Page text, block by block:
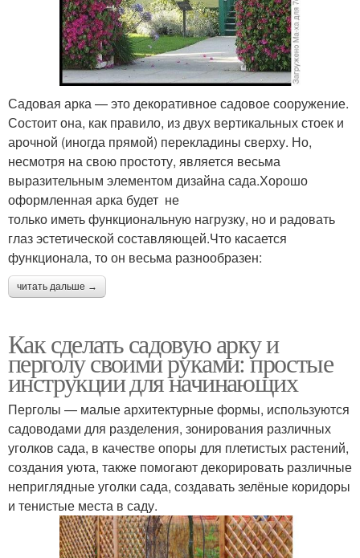
Садовая арка — это декоративное садовое сооружение.
Состоит она, как правило, из двух вертикальных стоек и
арочной (иногда прямой) перекладины сверху. Но,
несмотря на свою простоту, является весьма
выразительным элементом дизайна сада.Хорошо
оформленная арка будет не
только иметь функциональную нагрузку, но и радовать
глаз эстетической составляющей.Что касается
функционала, то он весьма разнообразен:
читать дальше →
Как сделать садовую арку и
перголу своими руками: простые
инструкции для начинающих
Перголы — малые архитектурные формы, используются
садоводами для разделения, зонирования различных
уголков сада, в качестве опоры для плетистых растений,
создания уюта, также помогают декорировать различные
неприглядные уголки сада, создавать зелёные коридоры
и тенистые места в саду.